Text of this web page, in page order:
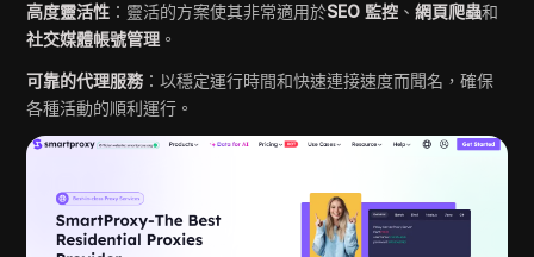
高度靈活性 ：靈活的方案使其非常適用於SEO 監控 、網頁爬蟲和
社交媒體帳號管理 。
可靠的代理服務 ：以穩定運行時間和快速連接速度而聞名，確保
各種活動的順利運行。